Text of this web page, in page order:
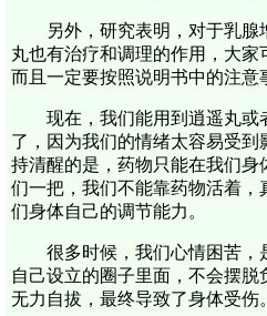
另外，研究表明，对于乳
丸也有治疗和调理的作用，大家
而且一定要按照说明书中的注意
现在，我们能用到逍遥丸或
了，因为我们的情绪太容易受
持清醒的是，药物只能在我们
们一把，我们不能靠药物活着
们身体自己的调节能力。
很多时候，我们心情困苦，
自己设立的圈子里面，不会摆脱
无力自拔，最终导致了身体受伤。